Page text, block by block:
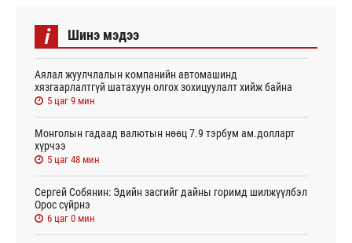
i Шинэ мэдээ
Аялал жуулчлалын компанийн автомашинд
хязгаарлалтгүй шатахуун олгох зохицуулалт хийж байна
5 цаг 9 мин
Монголын гадаад валютын нөөц 7.9 тэрбум ам.долларт
хүрчээ
5 цаг 48 мин
Сергей Собянин: Эдийн засгийг дайны горимд шилжүүлбэл
Орос сүйрнэ
6 цаг 0 мин